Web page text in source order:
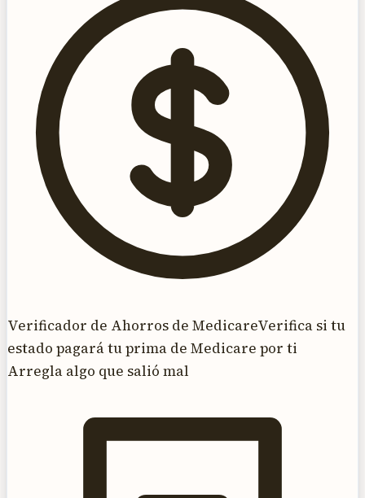
Verificador de Ahorros de MedicareVerifica si tu
estado pagará tu prima de Medicare por ti
Arregla algo que salió mal